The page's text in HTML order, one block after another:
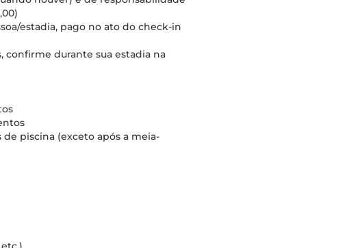
estadia, pago no ato do check-in
confirme durante sua estadia na
piscina (exceto após a meia-